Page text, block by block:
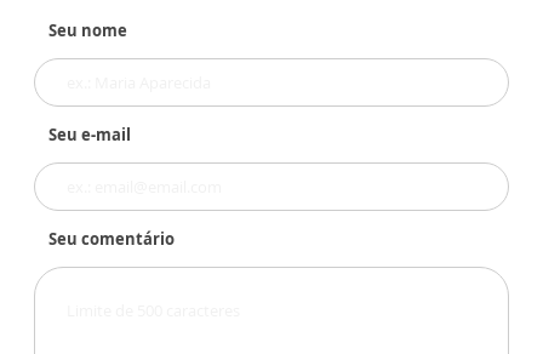
Seu nome
Seu e-mail
Seu comentário